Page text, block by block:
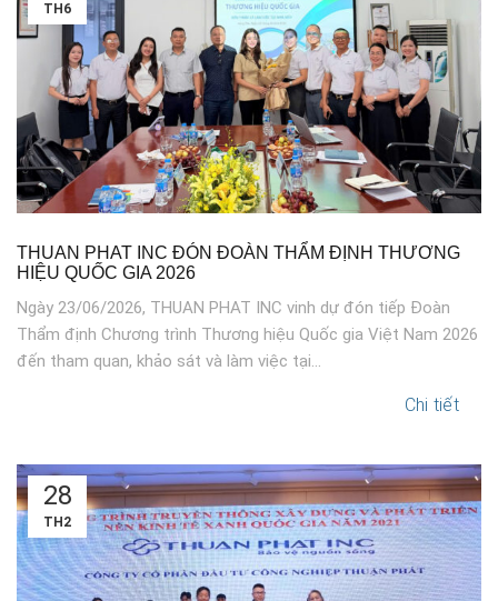
TH6
THUAN PHAT INC ĐÓN ĐOÀN THẨM ĐỊNH THƯƠNG
HIỆU QUỐC GIA 2026
Ngày 23/06/2026, THUAN PHAT INC vinh dự đón tiếp Đoàn
Thẩm định Chương trình Thương hiệu Quốc gia Việt Nam 2026
đến tham quan, khảo sát và làm việc tại...
Chi tiết
28
TH2